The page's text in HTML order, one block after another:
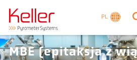
PL
MBE (epitaksja z